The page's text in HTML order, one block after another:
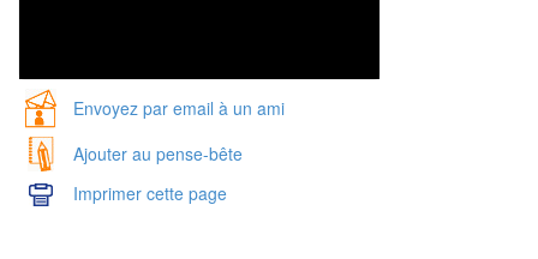
Envoyez par email à un ami
Ajouter au pense-bête
Imprimer cette page